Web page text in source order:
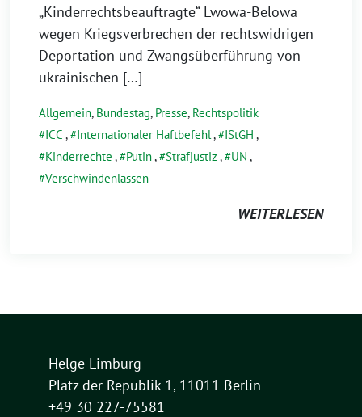
„Kinderrechtsbeauftragte“ Lwowa-Belowa
wegen Kriegsverbrechen der rechtswidrigen
Deportation und Zwangsüberführung von
ukrainischen […]
Allgemein, Bundestag, Presse, Rechtspolitik
ICC , Internationaler Haftbefehl, IStGH ,
Kinderrechte , Putin, Strafjustiz , UN ,
Verschwindenlassen
WEITERLESEN
Helge Limburg
Platz der Republik 1, 11011 Berlin
+49 30 227-75581